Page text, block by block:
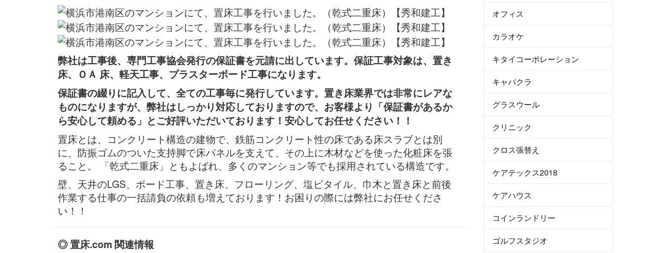
弊社は工事後、専門工事協会発行の保証書を元請に出しています。保証工事対象は、置き
床、ＯＡ 床、軽天工事、プラスターボード工事になります。
保証書の綴りに記入して、全ての工事毎に発行しています。置き床業界では非常にレアな
ものになりますが、弊社はしっかり対応しておりますので、お客様より「保証書があるか
ら安心して頼める」とご好評いただいております！安心してお任せください！！
置床とは、コンクリート構造の建物で、鉄筋コンクリート性の床である床スラブとは別
に、防振ゴムのついた支持脚で床パネルを支えて、その上に木材などを使った化粧床を張
ること。 「乾式二重床」ともよばれ、多くのマンション等でも採用されている構造です。
壁、天井のLGS、ボード工事、置き床、フローリング、塩ビタイル、巾木と置き床と前後
作業する仕事の一括請負の依頼も増えております！お困りの際には弊社にお任せくださ
い！！
◎ 置床.com 関連情報
オフィス
カラオケ
キタイコーポレーション
キャバクラ
グラスウール
クリニック
クロス張替え
ケアテックス2018
ケアハウス
コインランドリー
ゴルフスタジオ